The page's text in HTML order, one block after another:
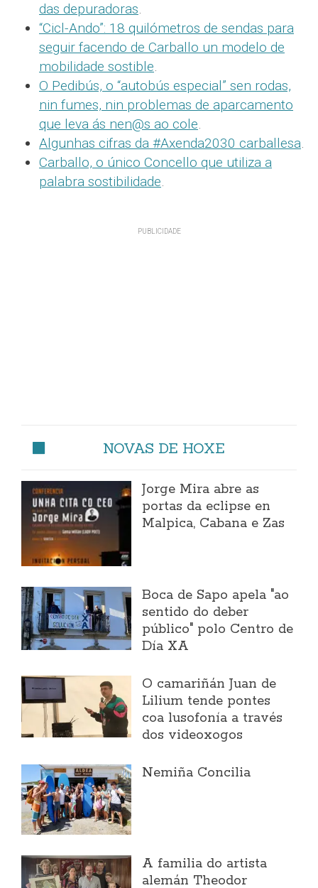
das depuradoras.
“Cicl-Ando”: 18 quilómetros de sendas para
seguir facendo de Carballo un modelo de
mobilidade sostible.
O Pedibús, o “autobús especial” sen rodas,
nin fumes, nin problemas de aparcamento
que leva ás nen@s ao cole.
Algunhas cifras da #Axenda2030 carballesa.
Carballo, o único Concello que utiliza a
palabra sostibilidade.
NOVAS DE HOXE
Jorge Mira abre as
portas da eclipse en
Malpica, Cabana e Zas
Boca de Sapo apela "ao
sentido do deber
público" polo Centro de
Día XA
O camariñán Juan de
Lilium tende pontes
coa lusofonía a través
dos videoxogos
Nemiña Concilia
A familia do artista
alemán Theodor